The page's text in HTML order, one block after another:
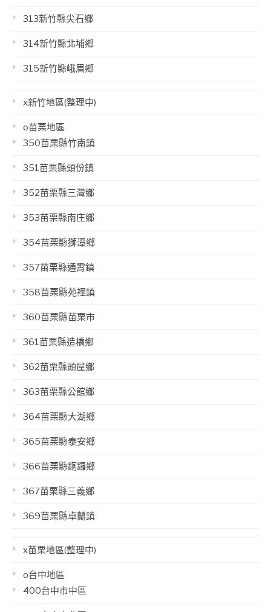
313新竹縣尖石鄉
314新竹縣北埔鄉
315新竹縣峨眉鄉
x新竹地區(整理中)
o苗栗地區
350苗栗縣竹南鎮
351苗栗縣頭份鎮
352苗栗縣三灣鄉
353苗栗縣南庄鄉
354苗栗縣獅潭鄉
357苗栗縣通霄鎮
358苗栗縣苑裡鎮
360苗栗縣苗栗市
361苗栗縣造橋鄉
362苗栗縣頭屋鄉
363苗栗縣公館鄉
364苗栗縣大湖鄉
365苗栗縣泰安鄉
366苗栗縣銅鑼鄉
367苗栗縣三義鄉
369苗栗縣卓蘭鎮
x苗栗地區(整理中)
o台中地區
400台中市中區